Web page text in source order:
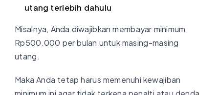
utang terlebih dahulu
Misalnya, Anda diwajibkan membayar minimum
Rp500.000 per bulan untuk masing-masing
utang.
Maka Anda tetap harus memenuhi kewajiban